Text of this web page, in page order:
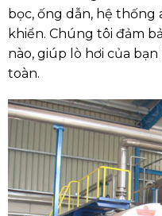
bọc, ống dẫn, hệ thống
khiển. Chúng tôi đảm
nào, giúp lò hơi của
toàn.